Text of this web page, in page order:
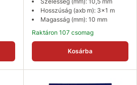
Hosszúság (axb m): 3x1 m
Magasság (mm): 10 mm
Raktáron 107 csomag
Kosárba